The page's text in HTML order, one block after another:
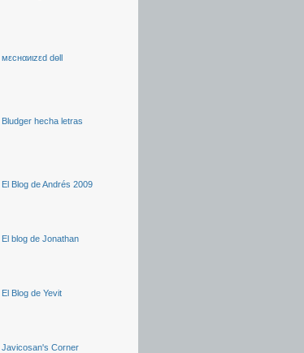
мεcнαиιzεd dөll
Bludger hecha letras
El Blog de Andrés 2009
El blog de Jonathan
El Blog de Yevit
Javicosan's Corner